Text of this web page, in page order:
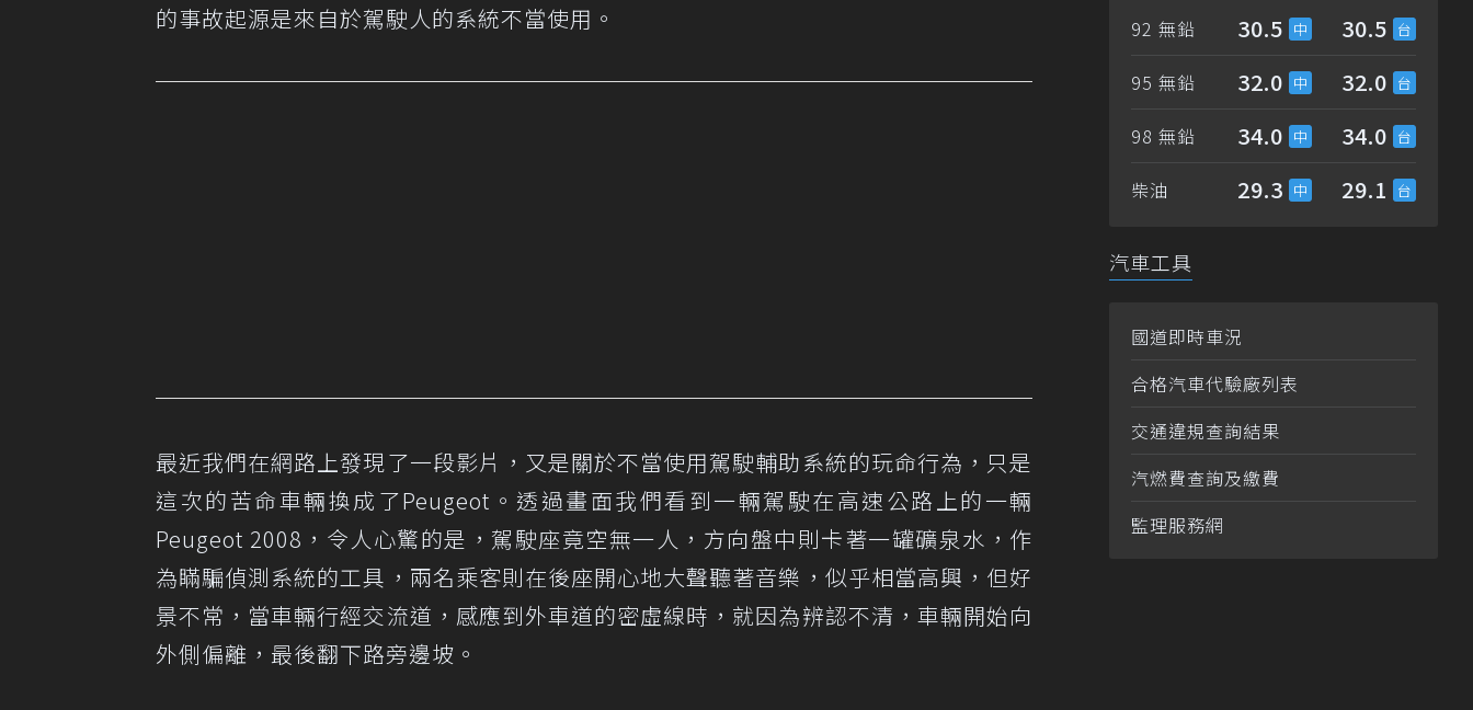
的事故起源是來自於駕駛人的系統不當使用。
最近我們在網路上發現了一段影片，又是關於不當使用駕駛輔助系統的玩命行為，只是
這次的苦命車輛換成了Peugeot。透過畫面我們看到一輛駕駛在高速公路上的一輛
Peugeot 2008，令人心驚的是，駕駛座竟空無一人，方向盤中則卡著一罐礦泉水，作
為瞞騙偵測系統的工具，兩名乘客則在後座開心地大聲聽著音樂，似乎相當高興，但好
景不常，當車輛行經交流道，感應到外車道的密虛線時，就因為辨認不清，車輛開始向
外側偏離，最後翻下路旁邊坡。
92 無鉛 30.5 30.5
95 無鉛 32.0 32.0
98 無鉛 34.0 34.0
柴油 29.3 29.1
汽車工具
國道即時車況
合格汽車代驗廠列表
交通違規查詢結果
汽燃費查詢及繳費
監理服務網